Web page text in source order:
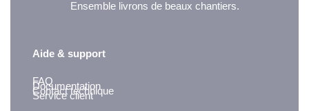
Ensemble livrons de beaux chantiers.
Aide & support
FAQ
Documentation
Contact technique
Service client